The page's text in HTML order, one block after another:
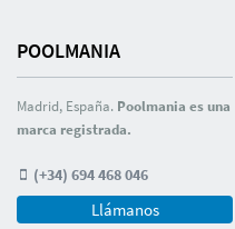
POOLMANIA
Madrid, España. Poolmania es una
marca registrada.
(+34) 694 468 046
Llámanos